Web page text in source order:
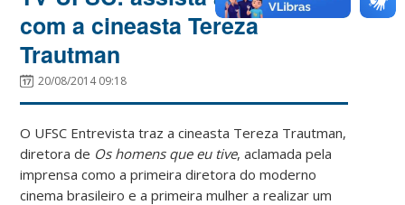
com a cineasta Tereza
Trautman
20/08/2014 09:18
O UFSC Entrevista traz a cineasta Tereza Trautman,
diretora de Os homens que eu tive, aclamada pela
imprensa como a primeira diretora do moderno
cinema brasileiro e a primeira mulher a realizar um